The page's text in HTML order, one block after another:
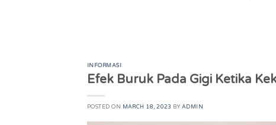
INFORMASI
Efek Buruk Pada Gigi Ketika
POSTED ON MARCH 18, 2023 BY ADMIN